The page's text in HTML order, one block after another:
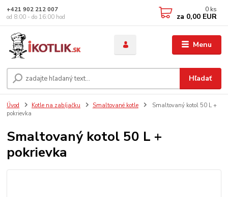
Menu
Hľadať
+421 902 212 007
od 8:00 - do 16:00 hod
0 ks
za 0,00 EUR
Úvod Kotle na zabíjačku Smaltované kotle
Smaltovaný kotol 50 L +
pokrievka
Smaltovaný kotol 50 L +
pokrievka